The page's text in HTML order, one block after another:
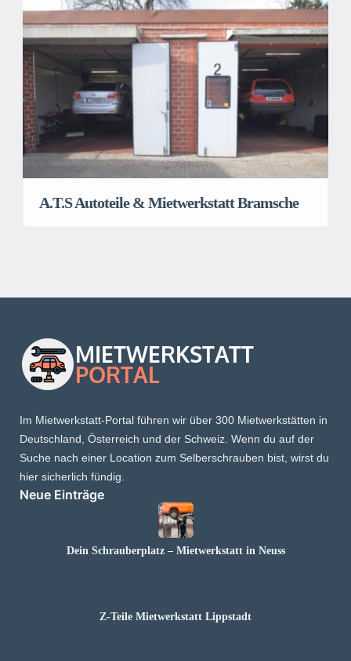
A.T.S Autoteile & Mietwerkstatt Bramsche
Im Mietwerkstatt-Portal führen wir über 300 Mietwerkstätten in
Deutschland, Österreich und der Schweiz. Wenn du auf der
Suche nach einer Location zum Selberschrauben bist, wirst du
hier sicherlich fündig.
Neue Einträge
Dein Schrauberplatz – Mietwerkstatt in Neuss
Z-Teile Mietwerkstatt Lippstadt